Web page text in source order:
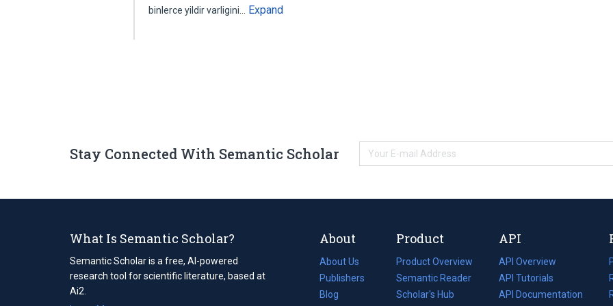
binlerce yildir varligini…
Expand
Stay Connected With Semantic Scholar
What Is Semantic Scholar?
Semantic Scholar is a free, AI-powered
research tool for scientific literature, based at
Ai2.
About
About Us
Publishers
Blog
(opens
Product
Product Overview
Semantic Reader
Scholar's Hub
API
API Overview
API Tutorials
API Documentation
(opens